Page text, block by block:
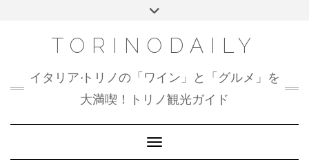
Toggle
TORINODAILY
イタリア•トリノの「ワイン」と「グルメ」を
大満喫！トリノ観光ガイド
Toggle Navigation